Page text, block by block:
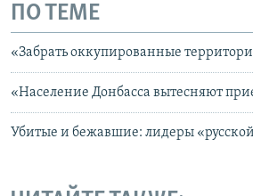
ПО ТЕМЕ
«Забрать оккупированные
«Население Донбасса вытесняют
Убитые и бежавшие: лидеры